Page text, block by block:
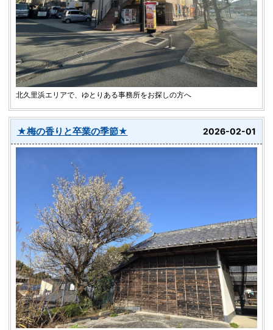
北久里浜エリアで、ゆとりある事務所をお探しの方へ
★梅の香りと卒業の季節★ 2026-02-01